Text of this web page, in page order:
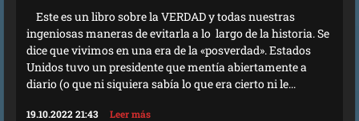
Este es un libro sobre la VERDAD y todas nuestras
ingeniosas maneras de evitarla a lo largo de la historia. Se
dice que vivimos en una era de la «posverdad». Estados
Unidos tuvo un presidente que mentía abiertamente a
diario (o que ni siquiera sabía lo que era cierto ni le...
19.10.2022 21:43 Leer más